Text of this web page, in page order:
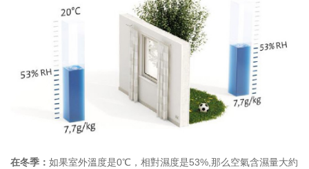
在冬季： 如果室外溫度是0℃，相對濕度是53%,那么空氣含濕量大約